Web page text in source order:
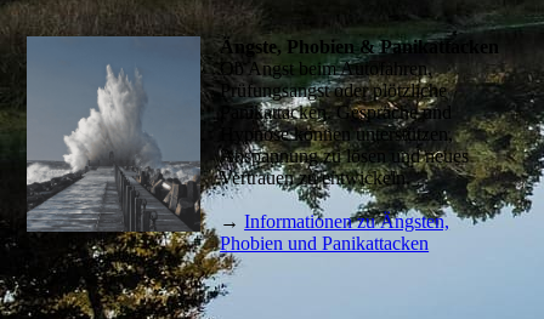
Ängste, Phobien & Panikattacken
Ob Angst beim Autofahren,
Prüfungsangst oder plötzliche
Panikattacken. Gespräche und
Hypnose können unterstützen,
Anspannung zu lösen und neues
Vertrauen zu entwickeln.
→Informationen zu Ängsten,
Phobien und Panikattacken